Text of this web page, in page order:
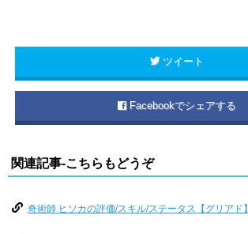
ツイート
Facebookでシェアする
関連記事-こちらもどうぞ
奇術師 ヒソカの評価/スキル/ステータス【グリアド】